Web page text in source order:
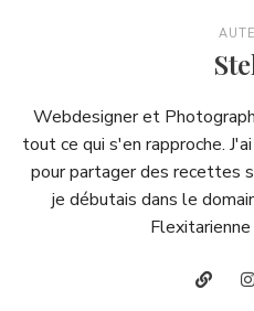
Webdesigner et
tout ce qui s'en rapproche.
pour partager des recettes
je débutais dans le